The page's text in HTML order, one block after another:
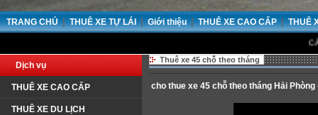
TRANG CHỦ | THUÊ XE TỰ LÁI | Giới thiệu | THUÊ XE CAO CẤP | THUÊ
CẢM ƠN
Dịch vụ
THUÊ XE CAO CẤP
THUÊ XE DU LỊCH
Thuê xe 45 chỗ theo tháng
cho thue xe 45 chỗ theo tháng Hải Phòng